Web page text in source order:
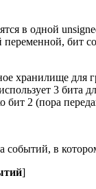
в одной
бит
хранилище для
3 бита
2 (пора
в
]